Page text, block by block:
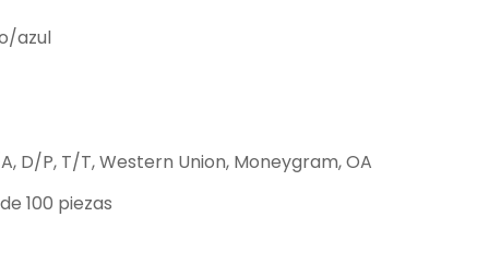
azul
D/P, T/T, Western Union, Moneygram, OA
100 piezas